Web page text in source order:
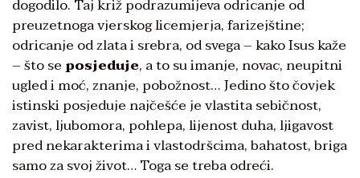
dogodilo. Taj križ podrazumijeva odricanje od
preuzetnoga vjerskog licemjerja, farizejštine;
odricanje od zlata i srebra, od svega – kako Isus kaže
– što seposjeduje, a to su imanje, novac, neupitni
ugled i moć, znanje, pobožnost… Jedino što čovjek
istinski posjeduje najčešće je vlastita sebičnost,
zavist, ljubomora, pohlepa, lijenost duha, ljigavost
pred nekarakterima i vlastodršcima, bahatost, briga
samo za svoj život… Toga se treba odreći.